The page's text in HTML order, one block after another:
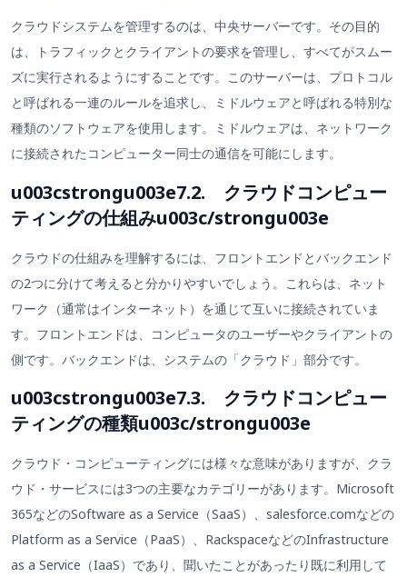
クラウドシステムを管理するのは、中央サーバーです。その目的
は、トラフィックとクライアントの要求を管理し、すべてがスムー
ズに実行されるようにすることです。このサーバーは、プロトコル
と呼ばれる一連のルールを追求し、ミドルウェアと呼ばれる特別な
種類のソフトウェアを使用します。ミドルウェアは、ネットワーク
に接続されたコンピューター同士の通信を可能にします。
u003cstrongu003e7.2. クラウドコンピュー
ティングの仕組みu003c/strongu003e
クラウドの仕組みを理解するには、フロントエンドとバックエンド
の2つに分けて考えると分かりやすいでしょう。これらは、ネット
ワーク（通常はインターネット）を通じて互いに接続されていま
す。フロントエンドは、コンピュータのユーザーやクライアントの
側です。バックエンドは、システムの「クラウド」部分です。
u003cstrongu003e7.3. クラウドコンピュー
ティングの種類u003c/strongu003e
クラウド・コンピューティングには様々な意味がありますが、クラ
ウド・サービスには3つの主要なカテゴリーがあります。Microsoft
365などのSoftware as a Service（SaaS）、salesforce.comなどの
Platform as a Service（PaaS）、RackspaceなどのInfrastructure
as a Service（IaaS）であり、聞いたことがあったり既に利用して